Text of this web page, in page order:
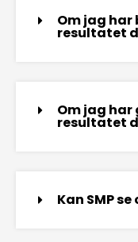
Om jag har
resultatet
Om jag
resultatet
Kan SMP